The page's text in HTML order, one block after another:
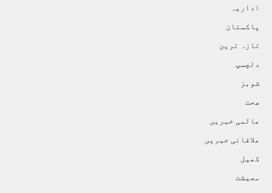
اداريہ
پاکستان
تازہ ترين
دلچسپ
شوبز
صحت
عالمی خبريں
علاقائی خبريں
کھيل
معيشت